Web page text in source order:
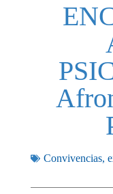
Convivencias,